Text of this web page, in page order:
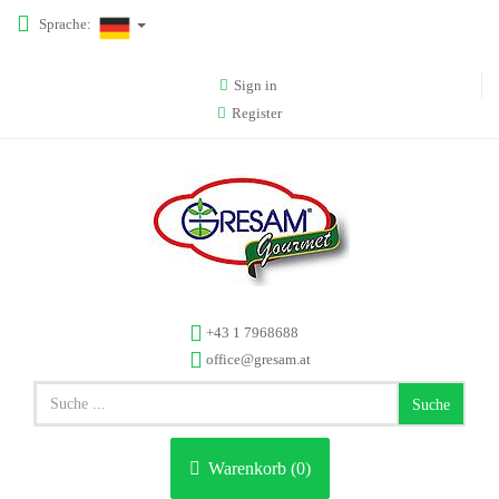
Sprache:
Sign in
Register
+43 1 7968688
office@gresam.at
Suche
Warenkorb (0)